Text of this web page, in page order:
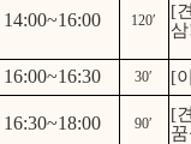
14:00~16:00 120′
[
16:00~16:30 30′ [
16:30~18:00 90′
[